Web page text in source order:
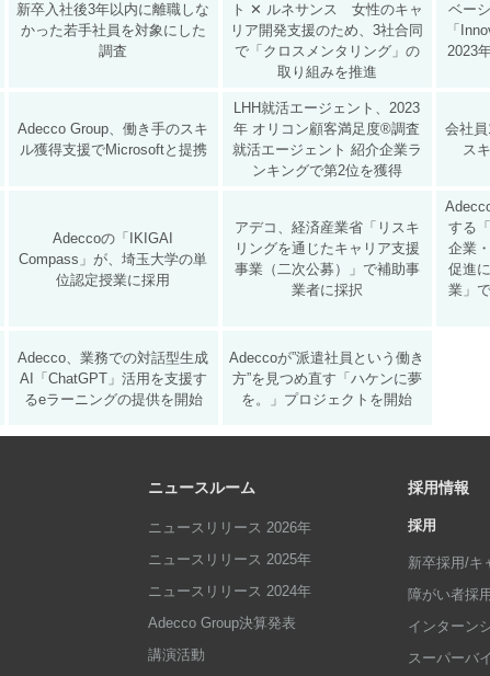
新卒入社後3年以内に離職しな
かった若手社員を対象にした
調査
ト ✕ ルネサンス 女性のキャ
リア開発支援のため、3社合同
で「クロスメンタリング」の
取り組みを推進
ベー
「
2023
Adecco Group、働き手のスキ
ル獲得支援でMicrosoftと提携
LHH就活エージェント、2023
年 オリコン顧客満足度®調査
就活エージェント 紹介企業ラ
ンキングで第2位を獲得
会社
ス
Adeccoの「IKIGAI
Compass」が、埼玉大学の単
位認定授業に採用
アデコ、経済産業省「リスキ
リングを通じたキャリア支援
事業（二次公募）」で補助事
業者に採択
する
企業
促進
業」
Adecco、業務での対話型生成
AI「ChatGPT」活用を支援す
るeラーニングの提供を開始
Adeccoが”派遣社員という働き
方”を見つめ直す「ハケンに夢
を。」プロジェクトを開始
ニュースルーム
ニュースリリース 2026年
ニュースリリース 2025年
ニュースリリース 2024年
Adecco Group決算発表
講演活動
採用情報
採用
新卒採用/キ
障がい者採用
インターン
スーパーバ